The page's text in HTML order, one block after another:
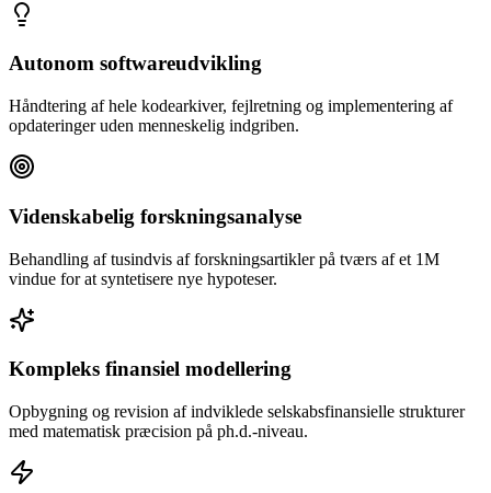
Autonom softwareudvikling
Håndtering af hele kodearkiver, fejlretning og implementering af
opdateringer uden menneskelig indgriben.
Videnskabelig forskningsanalyse
Behandling af tusindvis af forskningsartikler på tværs af et 1M
vindue for at syntetisere nye hypoteser.
Kompleks finansiel modellering
Opbygning og revision af indviklede selskabsfinansielle strukturer
med matematisk præcision på ph.d.-niveau.